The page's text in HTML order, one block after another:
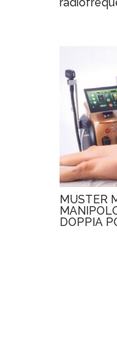
MUSTER
DOPPIA